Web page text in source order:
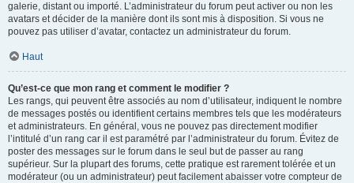
galerie, distant ou importé. L’administrateur du forum peut activer ou non les
avatars et décider de la manière dont ils sont mis à disposition. Si vous ne
pouvez pas utiliser d’avatar, contactez un administrateur du forum.
Haut
Qu’est-ce que mon rang et comment le modifier ?
Les rangs, qui peuvent être associés au nom d’utilisateur, indiquent le nombre
de messages postés ou identifient certains membres tels que les modérateurs
et administrateurs. En général, vous ne pouvez pas directement modifier
l’intitulé d’un rang car il est paramétré par l’administrateur du forum. Évitez de
poster des messages sur le forum dans le seul but de passer au rang
supérieur. Sur la plupart des forums, cette pratique est rarement tolérée et un
modérateur (ou un administrateur) peut facilement abaisser votre compteur de